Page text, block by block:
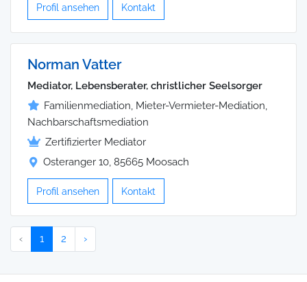
Profil ansehen Kontakt
Norman Vatter
Mediator, Lebensberater, christlicher Seelsorger
Familienmediation, Mieter-Vermieter-Mediation,
Nachbarschaftsmediation
Zertifizierter Mediator
Osteranger 10, 85665 Moosach
Profil ansehen Kontakt
‹ 1 2 ›